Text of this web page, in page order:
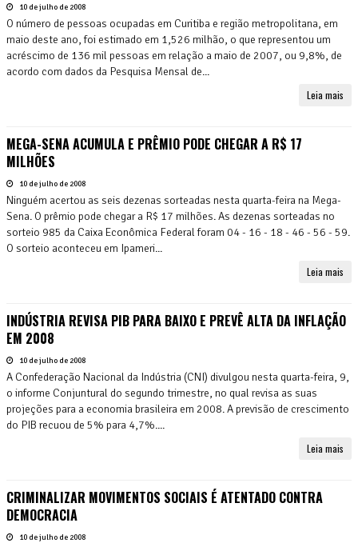
10 de julho de 2008
O número de pessoas ocupadas em Curitiba e região metropolitana, em
maio deste ano, foi estimado em 1,526 milhão, o que representou um
acréscimo de 136 mil pessoas em relação a maio de 2007, ou 9,8%, de
acordo com dados da Pesquisa Mensal de...
Leia mais
MEGA-SENA ACUMULA E PRÊMIO PODE CHEGAR A R$ 17
MILHÕES
10 de julho de 2008
Ninguém acertou as seis dezenas sorteadas nesta quarta-feira na Mega-
Sena. O prêmio pode chegar a R$ 17 milhões. As dezenas sorteadas no
sorteio 985 da Caixa Econômica Federal foram 04 - 16 - 18 - 46 - 56 - 59.
O sorteio aconteceu em Ipameri...
Leia mais
INDÚSTRIA REVISA PIB PARA BAIXO E PREVÊ ALTA DA INFLAÇÃO
EM 2008
10 de julho de 2008
A Confederação Nacional da Indústria (CNI) divulgou nesta quarta-feira, 9,
o informe Conjuntural do segundo trimestre, no qual revisa as suas
projeções para a economia brasileira em 2008. A previsão de crescimento
do PIB recuou de 5% para 4,7%....
Leia mais
CRIMINALIZAR MOVIMENTOS SOCIAIS É ATENTADO CONTRA
DEMOCRACIA
10 de julho de 2008